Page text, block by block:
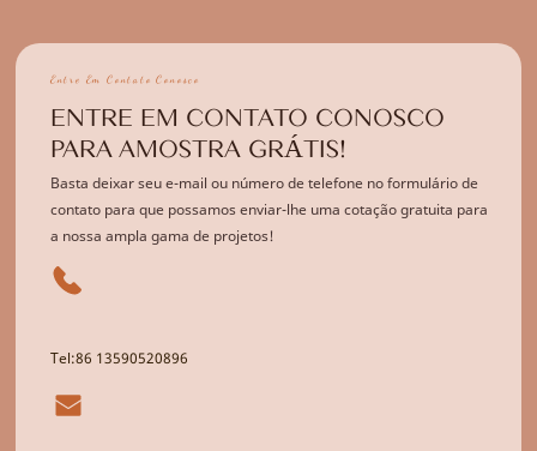
Entre Em Contato Conosco
ENTRE EM CONTATO CONOSCO
PARA AMOSTRA GRÁTIS!
Basta deixar seu e-mail ou número de telefone no formulário de
contato para que possamos enviar-lhe uma cotação gratuita para
a nossa ampla gama de projetos!
Tel:86 13590520896